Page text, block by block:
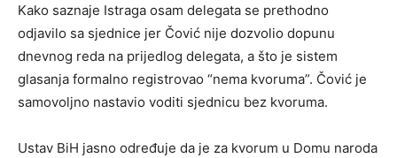
Kako saznaje Istraga osam delegata se prethodno
odjavilo sa sjednice jer Čović nije dozvolio dopunu
dnevnog reda na prijedlog delegata, a što je sistem
glasanja formalno registrovao “nema kvoruma”. Čović je
samovoljno nastavio voditi sjednicu bez kvoruma.
Ustav BiH jasno određuje da je za kvorum u Domu naroda